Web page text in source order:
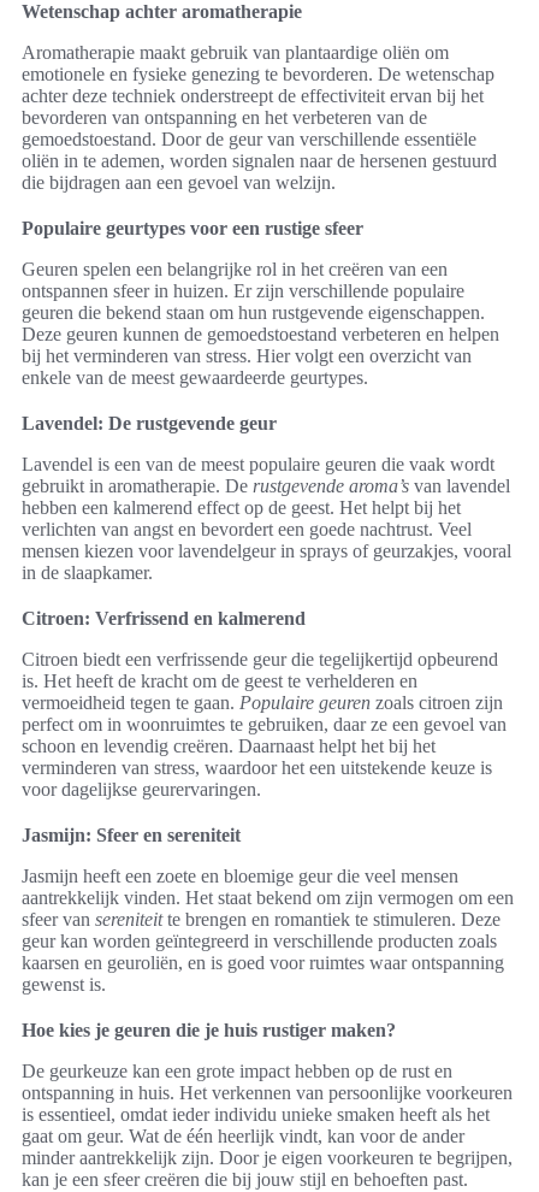
Wetenschap achter aromatherapie
Aromatherapie maakt gebruik van plantaardige oliën om
emotionele en fysieke genezing te bevorderen. De wetenschap
achter deze techniek onderstreept de effectiviteit ervan bij het
bevorderen van ontspanning en het verbeteren van de
gemoedstoestand. Door de geur van verschillende essentiële
oliën in te ademen, worden signalen naar de hersenen gestuurd
die bijdragen aan een gevoel van welzijn.
Populaire geurtypes voor een rustige sfeer
Geuren spelen een belangrijke rol in het creëren van een
ontspannen sfeer in huizen. Er zijn verschillende populaire
geuren die bekend staan om hun rustgevende eigenschappen.
Deze geuren kunnen de gemoedstoestand verbeteren en helpen
bij het verminderen van stress. Hier volgt een overzicht van
enkele van de meest gewaardeerde geurtypes.
Lavendel: De rustgevende geur
Lavendel is een van de meest populaire geuren die vaak wordt
gebruikt in aromatherapie. De rustgevende aroma’s van lavendel
hebben een kalmerend effect op de geest. Het helpt bij het
verlichten van angst en bevordert een goede nachtrust. Veel
mensen kiezen voor lavendelgeur in sprays of geurzakjes, vooral
in de slaapkamer.
Citroen: Verfrissend en kalmerend
Citroen biedt een verfrissende geur die tegelijkertijd opbeurend
is. Het heeft de kracht om de geest te verhelderen en
vermoeidheid tegen te gaan. Populaire geuren zoals citroen zijn
perfect om in woonruimtes te gebruiken, daar ze een gevoel van
schoon en levendig creëren. Daarnaast helpt het bij het
verminderen van stress, waardoor het een uitstekende keuze is
voor dagelijkse geurervaringen.
Jasmijn: Sfeer en sereniteit
Jasmijn heeft een zoete en bloemige geur die veel mensen
aantrekkelijk vinden. Het staat bekend om zijn vermogen om een
sfeer van sereniteitte brengen en romantiek te stimuleren. Deze
geur kan worden geïntegreerd in verschillende producten zoals
kaarsen en geuroliën, en is goed voor ruimtes waar ontspanning
gewenst is.
Hoe kies je geuren die je huis rustiger maken?
De geurkeuze kan een grote impact hebben op de rust en
ontspanning in huis. Het verkennen van persoonlijke voorkeuren
is essentieel, omdat ieder individu unieke smaken heeft als het
gaat om geur. Wat de één heerlijk vindt, kan voor de ander
minder aantrekkelijk zijn. Door je eigen voorkeuren te begrijpen,
kan je een sfeer creëren die bij jouw stijl en behoeften past.